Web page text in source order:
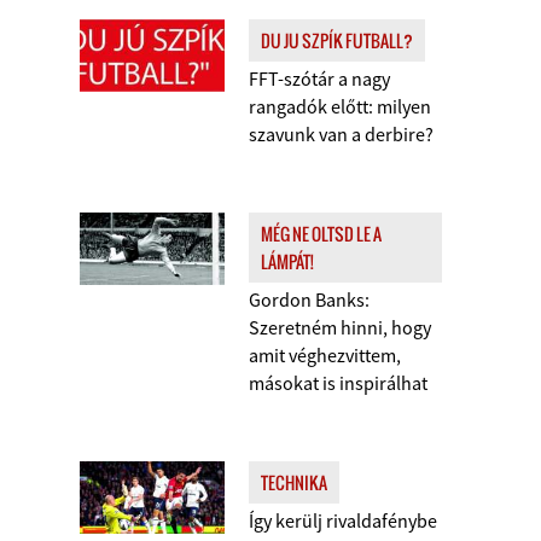
DU JU SZPÍK FUTBALL?
FFT-szótár a nagy
rangadók előtt: milyen
szavunk van a derbire?
MÉG NE OLTSD LE A
LÁMPÁT!
Gordon Banks:
Szeretném hinni, hogy
amit véghezvittem,
másokat is inspirálhat
TECHNIKA
Így kerülj rivaldafénybe